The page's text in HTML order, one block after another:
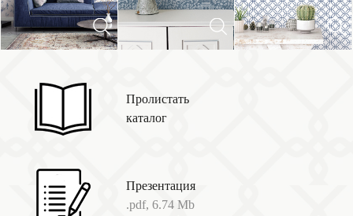
Пролистать
каталог
Презентация
.pdf, 6.74 Mb